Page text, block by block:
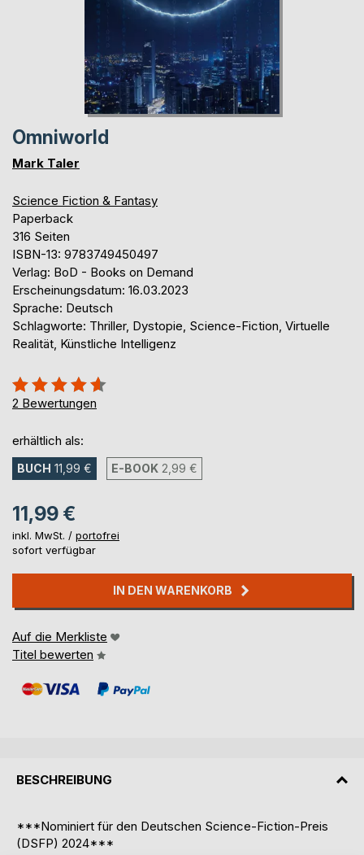
Omniworld
Mark Taler
Science Fiction & Fantasy
Paperback
316 Seiten
ISBN-13: 9783749450497
Verlag: BoD - Books on Demand
Erscheinungsdatum: 16.03.2023
Sprache: Deutsch
Schlagworte: Thriller, Dystopie, Science-Fiction, Virtuelle
Realität, Künstliche Intelligenz
Bewertung::
90%
2 Bewertungen
erhältlich als:
BUCH 11,99 € E-BOOK 2,99 €
11,99 €
inkl. MwSt. / portofrei
sofort verfügbar
IN DEN WARENKORB
Auf die Merkliste
Titel bewerten
BESCHREIBUNG
***Nominiert für den Deutschen Science-Fiction-Preis
(DSFP) 2024***